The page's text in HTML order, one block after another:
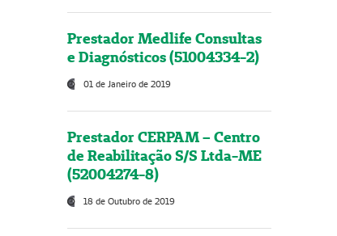
Prestador Medlife Consultas
e Diagnósticos (51004334-2)
01 de Janeiro de 2019
Prestador CERPAM – Centro
de Reabilitação S/S Ltda-ME
(52004274-8)
18 de Outubro de 2019